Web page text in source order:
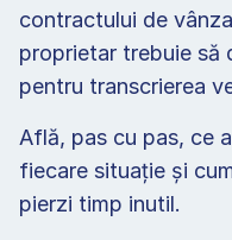
contractului de
proprietar trebuie să
pentru transcrierea
Află, pas cu pas, ce
fiecare situație și
pierzi timp inutil.